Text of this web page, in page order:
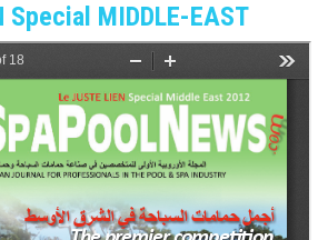
Special MIDDLE-EAST